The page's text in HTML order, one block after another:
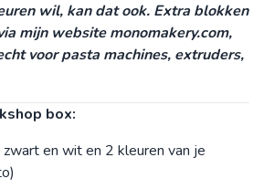
wil, kan dat ook. Extra blokken
mijn website monomakery.com,
voor pasta machines, extruders,
box:
en wit en 2 kleuren van je